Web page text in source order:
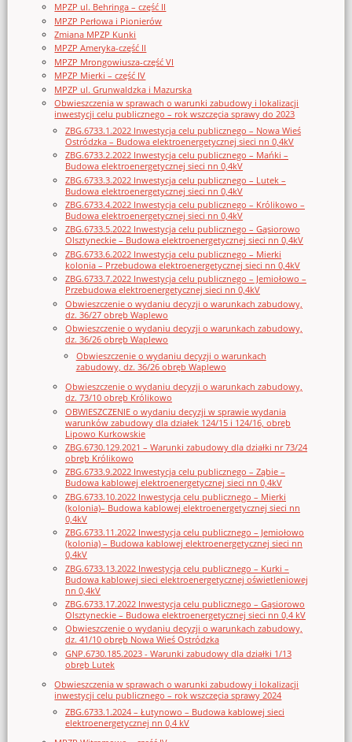
MPZP ul. Behringa – część II
MPZP Perłowa i Pionierów
Zmiana MPZP Kunki
MPZP Ameryka-część II
MPZP Mrongowiusza-część VI
MPZP Mierki – część IV
MPZP ul. Grunwaldzka i Mazurska
Obwieszczenia w sprawach o warunki zabudowy i lokalizacji
inwestycji celu publicznego – rok wszczęcia sprawy do 2023
ZBG.6733.1.2022 Inwestycja celu publicznego – Nowa Wieś
Ostródzka – Budowa elektroenergetycznej sieci nn 0,4kV
ZBG.6733.2.2022 Inwestycja celu publicznego – Mańki –
Budowa elektroenergetycznej sieci nn 0,4kV
ZBG.6733.3.2022 Inwestycja celu publicznego – Lutek –
Budowa elektroenergetycznej sieci nn 0,4kV
ZBG.6733.4.2022 Inwestycja celu publicznego – Królikowo –
Budowa elektroenergetycznej sieci nn 0,4kV
ZBG.6733.5.2022 Inwestycja celu publicznego – Gąsiorowo
Olsztyneckie – Budowa elektroenergetycznej sieci nn 0,4kV
ZBG.6733.6.2022 Inwestycja celu publicznego – Mierki
kolonia – Przebudowa elektroenergetycznej sieci nn 0,4kV
ZBG.6733.7.2022 Inwestycja celu publicznego – Jemiołowo –
Przebudowa elektroenergetycznej sieci nn 0,4kV
Obwieszczenie o wydaniu decyzji o warunkach zabudowy,
dz. 36/27 obręb Waplewo
Obwieszczenie o wydaniu decyzji o warunkach zabudowy,
dz. 36/26 obręb Waplewo
Obwieszczenie o wydaniu decyzji o warunkach
zabudowy, dz. 36/26 obręb Waplewo
Obwieszczenie o wydaniu decyzji o warunkach zabudowy,
dz. 73/10 obręb Królikowo
OBWIESZCZENIE o wydaniu decyzji w sprawie wydania
warunków zabudowy dla działek 124/15 i 124/16, obręb
Lipowo Kurkowskie
ZBG.6730.129.2021 – Warunki zabudowy dla działki nr 73/24
obręb Królikowo
ZBG.6733.9.2022 Inwestycja celu publicznego – Ząbie –
Budowa kablowej elektroenergetycznej sieci nn 0,4kV
ZBG.6733.10.2022 Inwestycja celu publicznego – Mierki
(kolonia)– Budowa kablowej elektroenergetycznej sieci nn
0,4kV
ZBG.6733.11.2022 Inwestycja celu publicznego – Jemiołowo
(kolonia) – Budowa kablowej elektroenergetycznej sieci nn
0,4kV
ZBG.6733.13.2022 Inwestycja celu publicznego – Kurki –
Budowa kablowej sieci elektroenergetycznej oświetleniowej
nn 0,4kV
ZBG.6733.17.2022 Inwestycja celu publicznego – Gąsiorowo
Olsztyneckie – Budowa elektroenergetycznej sieci nn 0,4 kV
Obwieszczenie o wydaniu decyzji o warunkach zabudowy,
dz. 41/10 obręb Nowa Wieś Ostródzka
GNP.6730.185.2023 - Warunki zabudowy dla działki 1/13
obręb Lutek
Obwieszczenia w sprawach o warunki zabudowy i lokalizacji
inwestycji celu publicznego – rok wszczęcia sprawy 2024
ZBG.6733.1.2024 – Łutynowo – Budowa kablowej sieci
elektroenergetycznej nn 0,4 kV